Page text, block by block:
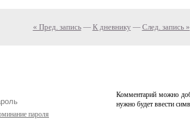
« Пред. запись— К дневнику — След. запись »
пароля
Комментарий можно
нужно будет ввести